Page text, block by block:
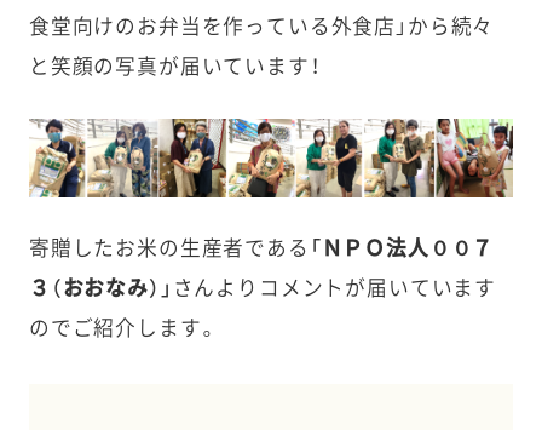
食堂向けのお弁当を作っている外食店」から続々
と笑顔の写真が届いています！
寄贈したお米の生産者である 「ＮＰＯ法人００７
３（おおなみ）」 さんよりコメントが届いています
のでご紹介します。